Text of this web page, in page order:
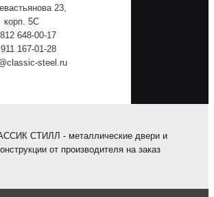
23,
корп. 5С
648-00-17
167-01-28
steel.ru
СТИЛЛ - металлические двери и
от производителя на заказ